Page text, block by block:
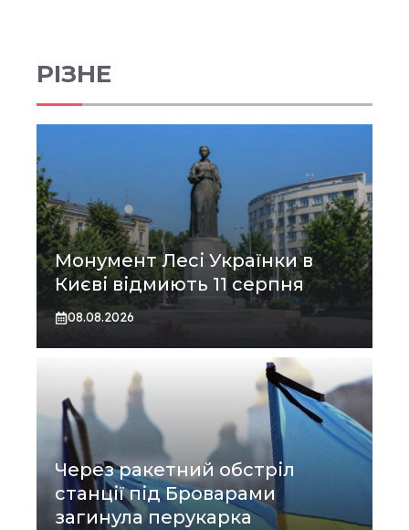
РІЗНЕ
Монумент Лесі Українки в
Києві відмиють 11 серпня
08.08.2026
Через ракетний обстріл
станції під Броварами
загинула перукарка